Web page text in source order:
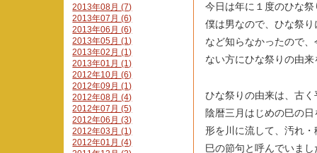
今日は年に１度のひな祭
僕は男なので、ひな祭
など知らなかったので
ない方にひな祭りの由
ひな祭りの由来は、古
陰暦三月はじめの巳の
形を川に流して、汚れ
巳の節句と呼んでいま
2013年08月 (7)
2013年07月 (6)
2013年06月 (6)
2013年05月 (1)
2013年02月 (1)
2013年01月 (1)
2012年10月 (6)
2012年09月 (1)
2012年08月 (4)
2012年07月 (5)
2012年06月 (3)
2012年03月 (1)
2012年01月 (4)